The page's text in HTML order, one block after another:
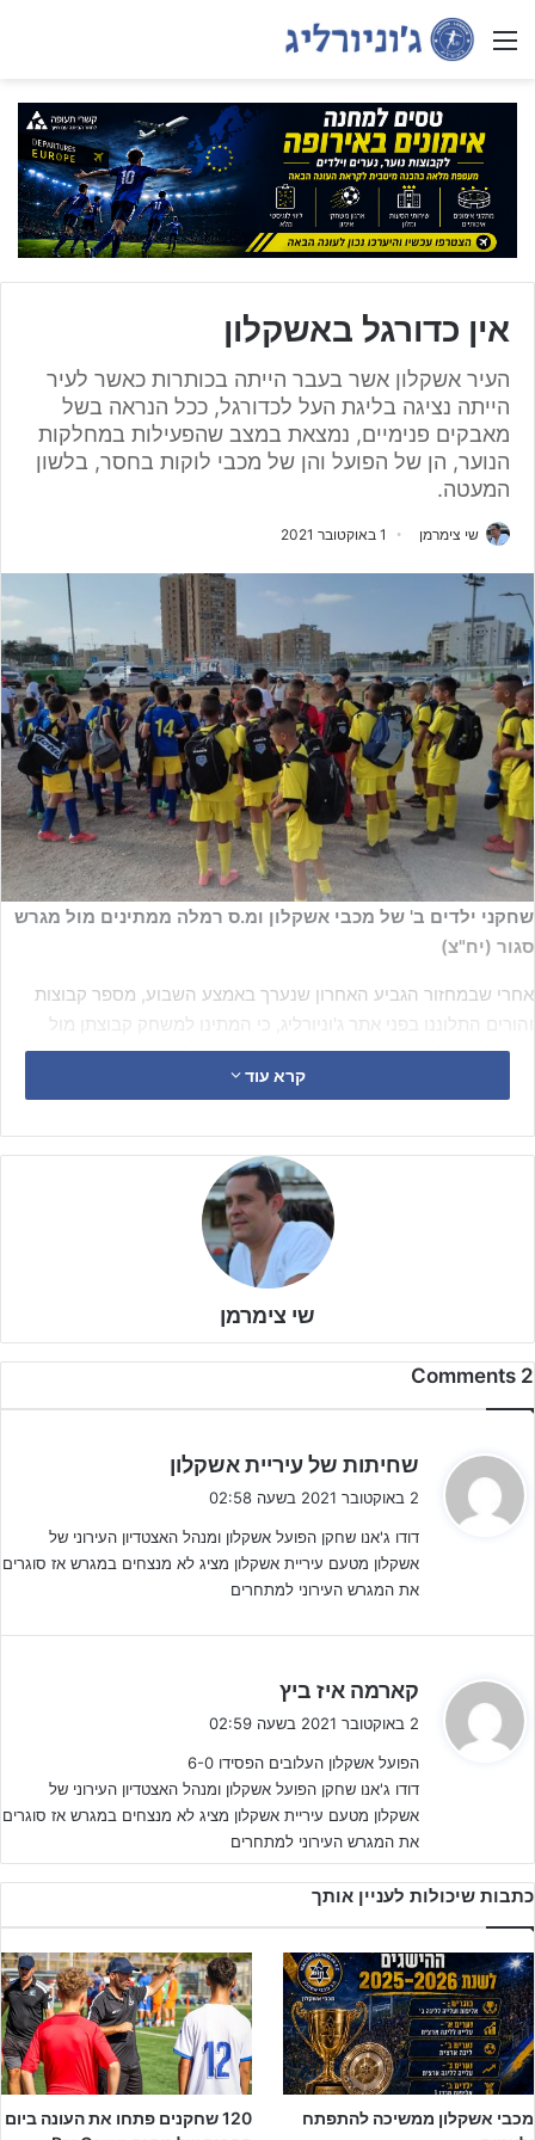
Menu
אין כדורגל באשקלון
העיר אשקלון אשר בעבר הייתה בכותרות כאשר לעיר
הייתה נציגה בליגת העל לכדורגל, ככל הנראה בשל
מאבקים פנימיים, נמצאת במצב שהפעילות במחלקות
הנוער, הן של הפועל והן של מכבי לוקות בחסר, בלשון
המעטה.
שי צימרמן 1 באוקטובר 2021
שחקני ילדים ב' של מכבי אשקלון ומ.ס רמלה ממתינים מול מגרש
סגור (יח"צ)
אחרי שבמחזור הגביע האחרון שנערך באמצע השבוע, מספר קבוצות
והורים התלוננו בפני אתר ג'וניורליג, כי המתינו למשחק קבוצתן מול
הפועל אשקלון, אך הקבוצה היריבה לא הגיעה למשחק. היום הבעיות
בצד של מכבי, כאשר משחקיה הביתיים של המחלקה לא התקיימו, לאחר
כיוון ששערי המגרש באשקלון לא נפתחו.
ספורט ישיר – רשת מובילה בארץ לציוד כדורגל מקצועי (לחצו על
הבאנר למעבר לאתר ספורט ישיר)
אשקלון"
יצחק קאומנהלה המקצועי של מ.ס רמלה, אשר קבוצת ילדים ב' שלו
הגיעה עד לאשקלון אך משחק לא התקיים הגיב: "בושה שבשנת 2021
קרא עוד
שי צימרמן
2 Comments
שחיתות של עיריית אשקלון
ב
:
2 באוקטובר 2021 בשעה 02:58
דודו ג'אנו שחקן הפועל אשקלון ומנהל האצטדיון העירוני של
אשקלון מטעם עיריית אשקלון מציג לא מנצחים במגרש אז סוגרים
את המגרש העירוני למתחרים
קארמה איז ביץ
ב
:
2 באוקטובר 2021 בשעה 02:59
הפועל אשקלון העלובים הפסידו 6-0
דודו ג'אנו שחקן הפועל אשקלון ומנהל האצטדיון העירוני של
אשקלון מטעם עיריית אשקלון מציג לא מנצחים במגרש אז סוגרים
את המגרש העירוני למתחרים
כתבות שיכולות לעניין אותך
מכבי אשקלון ממשיכה להתפתח
120 שחקנים פתחו את העונה ביום